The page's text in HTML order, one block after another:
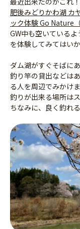
肥後みどりかわ湖 カ
ック体験 Go Nature
GW中も空いている
を体験してみてはい
ダム湖がすぐそばに
釣り竿の貸出などは
る人を周辺でみかけま
釣りが出来る場所は
ちなみに、良く釣れ